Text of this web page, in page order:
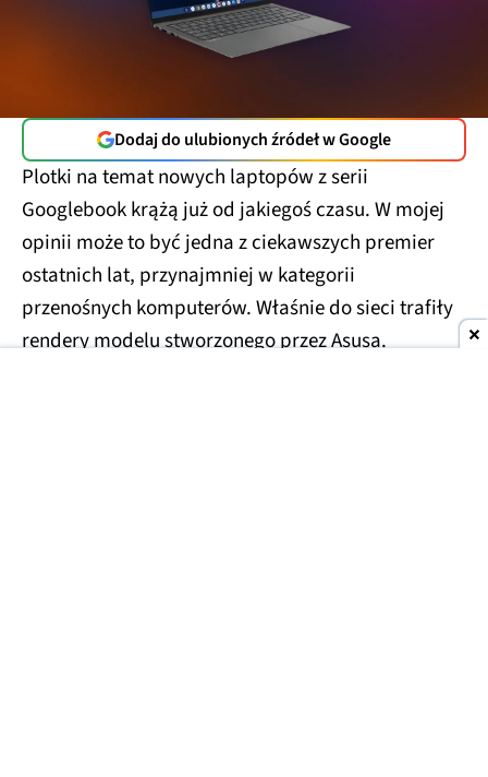
Dodaj do ulubionych źródeł w Google
Plotki na temat nowych laptopów z serii
Googlebook krążą już od jakiegoś czasu. W mojej
opinii może to być jedna z ciekawszych premier
ostatnich lat, przynajmniej w kategorii
przenośnych komputerów. Właśnie do sieci trafiły
rendery modelu stworzonego przez Asusa.